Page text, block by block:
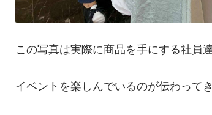
この写真は実際に商品を手にする社員
イベントを楽しんでいるのが伝わって